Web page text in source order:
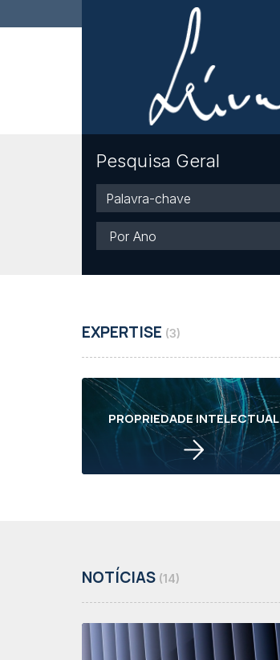
Pesquisa Geral
Palavra-
chave
Ano
EXPERTISE (3)
PROPRIEDADE INTELECTUAL
NOTÍCIAS (14)